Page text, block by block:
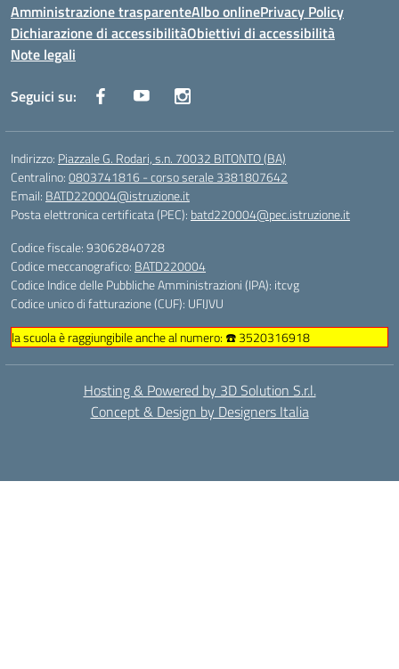
Amministrazione trasparenteAlbo onlinePrivacy Policy
Dichiarazione di accessibilitàObiettivi di accessibilità
Note legali
Seguici su:
Indirizzo: Piazzale G. Rodari, s.n. 70032 BITONTO (BA)
Centralino:0803741816 - corso serale 3381807642
Email: BATD220004@istruzione.it
Posta elettronica certificata (PEC): batd220004@pec.istruzione.it
Codice fiscale: 93062840728
Codice meccanografico: BATD220004
Codice Indice delle Pubbliche Amministrazioni (IPA): itcvg
Codice unico di fatturazione (CUF): UFIJVU
la scuola è raggiungibile anche al numero: ☎️ 3520316918
Hosting & Powered by 3D Solution S.r.l.
Concept & Design by Designers Italia